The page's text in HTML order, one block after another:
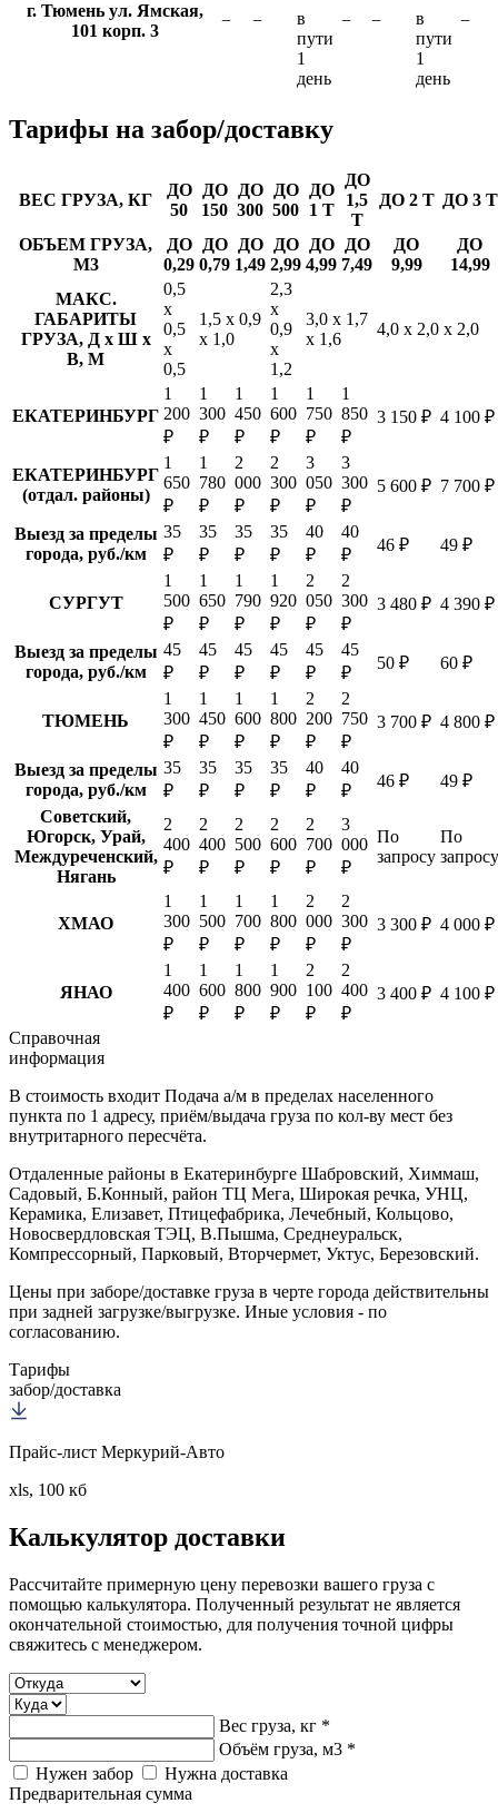
г. Тюмень ул. Ямская,
101 корп. 3
− −
в
пути
1
день
− −
в
пути
1
день
−
Тарифы на забор/доставку
ВЕС ГРУЗА, КГ
ДО
50
ДО
150
ДО
300
ДО
500
ДО
1 Т
ДО
1,5
Т
ДО 2 Т ДО 3 Т
ОБЪЕМ ГРУЗА,
М3
ДО
0,29
ДО
0,79
ДО
1,49
ДО
2,99
ДО
4,99
ДО
7,49
ДО
9,99
ДО
14,99
МАКС.
ГАБАРИТЫ
ГРУЗА, Д х Ш х
В, М
0,5
х
0,5
х
0,5
1,5 х 0,9
х 1,0
2,3
х
0,9
х
1,2
3,0 х 1,7
х 1,6
4,0 х 2,0 х 2,0
ЕКАТЕРИНБУРГ
1
200
₽
1
300
₽
1
450
₽
1
600
₽
1
750
₽
1
850
₽
3 150 ₽ 4 100 ₽
ЕКАТЕРИНБУРГ
(отдал. районы)
1
650
₽
1
780
₽
2
000
₽
2
300
₽
3
050
₽
3
300
₽
5 600 ₽ 7 700 ₽
Выезд за пределы
города, руб./км
35
₽
35
₽
35
₽
35
₽
40
₽
40
₽
46 ₽ 49 ₽
СУРГУТ
1
500
₽
1
650
₽
1
790
₽
1
920
₽
2
050
₽
2
300
₽
3 480 ₽ 4 390 ₽
Выезд за пределы
города, руб./км
45
₽
45
₽
45
₽
45
₽
45
₽
45
₽
50 ₽ 60 ₽
ТЮМЕНЬ
1
300
₽
1
450
₽
1
600
₽
1
800
₽
2
200
₽
2
750
₽
3 700 ₽ 4 800 ₽
Выезд за пределы
города, руб./км
35
₽
35
₽
35
₽
35
₽
40
₽
40
₽
46 ₽
49 ₽
Советский,
Югорск, Урай,
Междуреченский,
Нягань
2
400
₽
2
400
₽
2
500
₽
2
600
₽
2
700
₽
3
000
₽
По
запросу
По
запросу
ХМАО
1
300
₽
1
500
₽
1
700
₽
1
800
₽
2
000
₽
2
300
₽
3 300 ₽ 4 000 ₽
ЯНАО
1
400
₽
1
600
₽
1
800
₽
1
900
₽
2
100
₽
2
400
₽
3 400 ₽ 4 100 ₽
Справочная
информация
В стоимость входит Подача а/м в пределах населенного
пункта по 1 адресу, приём/выдача груза по кол-ву мест без
внутритарного пересчёта.
Отдаленные районы в Екатеринбурге Шабровский, Химмаш,
Садовый, Б.Конный, район ТЦ Мега, Широкая речка, УНЦ,
Керамика, Елизавет, Птицефабрика, Лечебный, Кольцово,
Новосвердловская ТЭЦ, В.Пышма, Среднеуральск,
Компрессорный, Парковый, Вторчермет, Уктус, Березовский.
Цены при заборе/доставке груза в черте города действительны
при задней загрузке/выгрузке. Иные условия - по
согласованию.
Тарифы
забор/доставка
Прайс-лист Меркурий-Авто
xls, 100 кб
Калькулятор доставки
Рассчитайте примерную цену перевозки вашего груза с
помощью калькулятора. Полученный результат не является
окончательной стоимостью, для получения точной цифры
свяжитесь с менеджером.
Вес груза, кг *
Объём груза, м3 *
Нужен забор
Нужна доставка
Предварительная сумма